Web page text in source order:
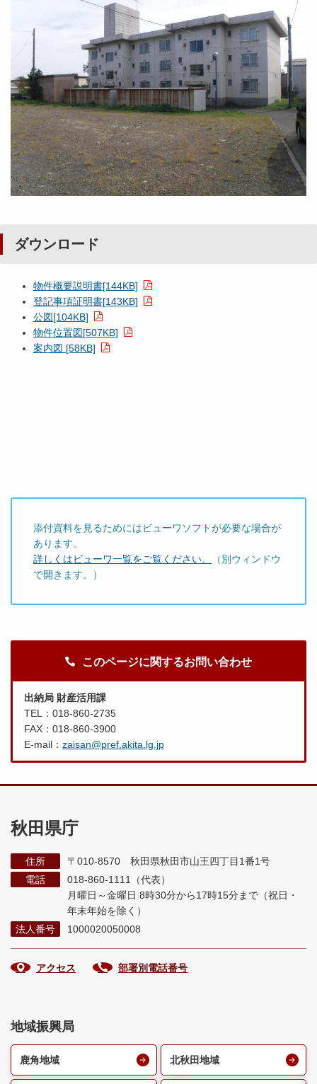
ダウンロード
物件概要説明書[144KB]
登記事項証明書[143KB]
公図[104KB]
物件位置図[507KB]
案内図 [58KB]
添付資料を見るためにはビューワソフトが必要な場合が
あります。
詳しくはビューワ一覧をご覧ください。
（別ウィンドウ
で開きます。）
このページに関するお問い合わせ
出納局 財産活用課
TEL：018-860-2735
FAX：018-860-3900
E-mail： zaisan@pref.akita.lg.jp
秋田県庁
住所
〒010-8570 秋田県秋田市山王四丁目1番1号
電話
018-860-1111（代表）
月曜日～金曜日 8時30分から17時15分まで （祝日・
年末年始を除く）
法人番号
1000020050008
アクセス 部署別電話番号
地域振興局
鹿角地域 北秋田地域